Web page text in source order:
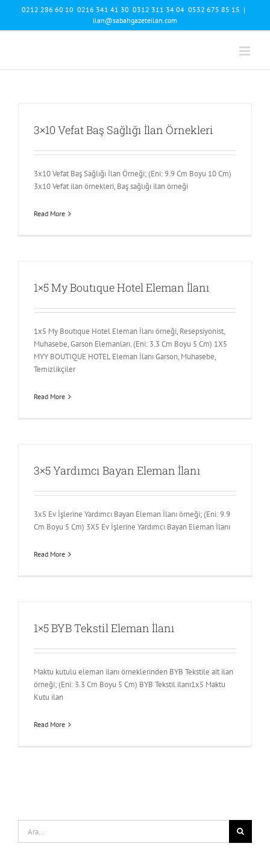
content
0212 286 60 10 0216 341 41 30 0312 311 34 04 0532 675 85 15 |
ilan@sabahgazeteilan.com
3×10 Vefat Baş Sağlığı İlan Örnekleri
3x10 Vefat Baş Sağlığı İlan Örneği; (Eni: 9.9 Cm Boyu 10 Cm)
3x10 Vefat ilan örnekleri, Baş sağlığı ilan örneği
Read More
1×5 My Boutıque Hotel Eleman İlanı
1x5 My Boutıque Hotel Eleman İlanı örneği, Resepsiyonist,
Muhasebe, Garson Elemanları. (Eni: 3.3 Cm Boyu 5 Cm) 1X5
MYY BOUTIQUE HOTEL Eleman İlanı Garson, Muhasebe,
Temizlikçiler
Read More
3×5 Yardımcı Bayan Eleman İlanı
3x5 Ev İşlerine Yardımcı Bayan Eleman İlanı örneği; (Eni: 9.9
Cm Boyu 5 Cm) 3X5 Ev İşlerine Yardımcı Bayan Eleman İlanı
Read More
1×5 BYB Tekstil Eleman İlanı
Maktu kutulu eleman ilanı örneklerinden BYB Tekstile ait ilan
örneği; (Eni: 3.3 Cm Boyu 5 Cm) BYB Tekstil ilanı1x5 Maktu
Kutu ilan
Read More